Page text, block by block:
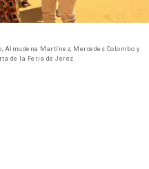
Almudena Martínez, Mercedes Colombo y
de la Feria de Jerez.